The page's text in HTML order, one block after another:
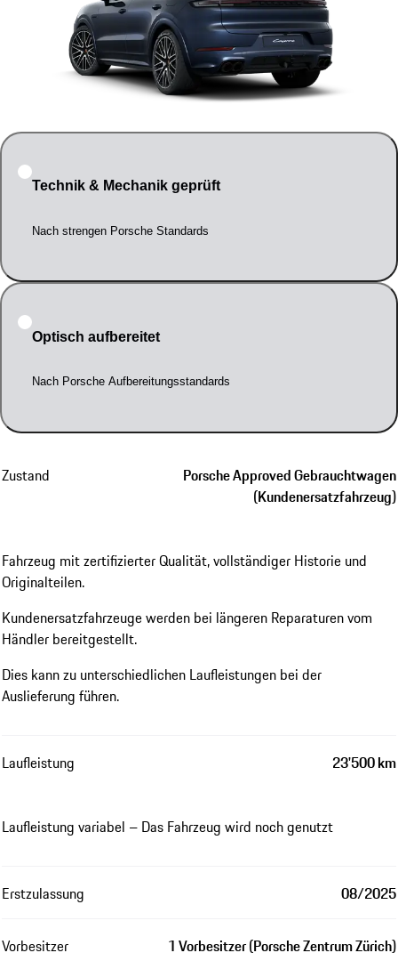
Technik & Mechanik geprüft
Nach strengen Porsche Standards
Optisch aufbereitet
Nach Porsche Aufbereitungsstandards
Zustand
Porsche Approved Gebrauchtwagen
(Kundenersatzfahrzeug)
Fahrzeug mit zertifizierter Qualität, vollständiger Historie und
Originalteilen.
Kundenersatzfahrzeuge werden bei längeren Reparaturen vom
Händler bereitgestellt.
Dies kann zu unterschiedlichen Laufleistungen bei der
Auslieferung führen.
Laufleistung 23'500 km
Laufleistung variabel – Das Fahrzeug wird noch genutzt
Erstzulassung 08/2025
Vorbesitzer 1 Vorbesitzer (Porsche Zentrum Zürich)